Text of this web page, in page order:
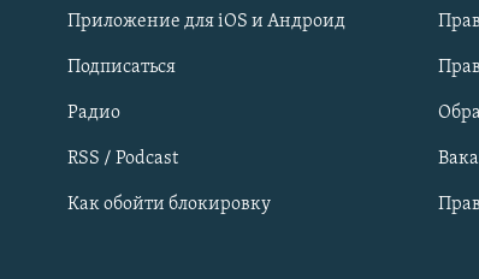
Qırımtatar
ПРИСОЕДИНЯЙТЕСЬ!
Приложение для iOS и Андроид
Подписаться
Радио
RSS / Podcast
Как обойти блокировку